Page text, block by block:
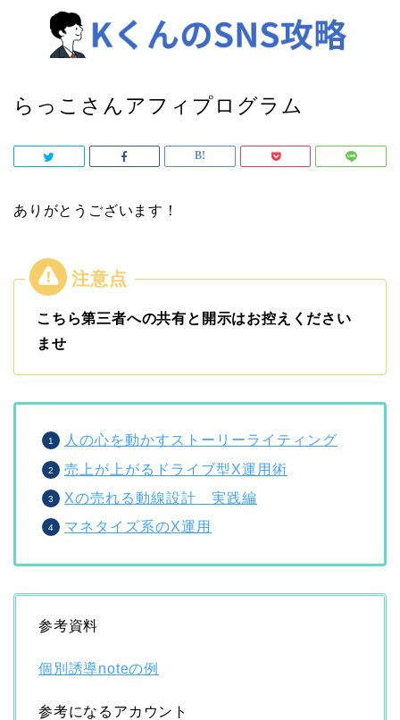
らっこさんアフィプログラム
ありがとうございます！
こちら第三者への共有と開示はお控えください
ませ
人の心を動かすストーリーライティング
売上が上がるドライブ型X運用術
Xの売れる動線設計 実践編
マネタイズ系のX運用
参考資料
個別誘導noteの例
参考になるアカウント